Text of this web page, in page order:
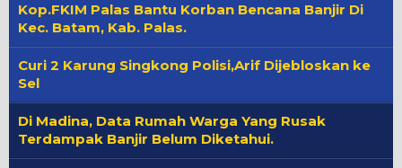
Kop.FKIM Palas Bantu Korban Bencana Banjir Di
Kec. Batam, Kab. Palas.
Curi 2 Karung Singkong Polisi,Arif Dijebloskan ke
Sel
Di Madina, Data Rumah Warga Yang Rusak
Terdampak Banjir Belum Diketahui.